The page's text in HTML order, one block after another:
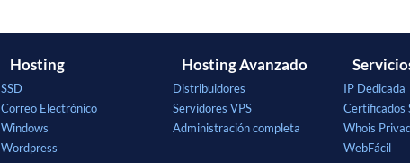
Hosting
SSD
Correo Electrónico
Windows
Wordpress
Hosting Avanzado
Distribuidores
Servidores VPS
Administración completa
IP Dedicada
Certificados
Whois
WebFácil